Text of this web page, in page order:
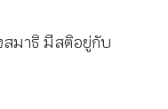
มาธิ มีสติอยู่กับ